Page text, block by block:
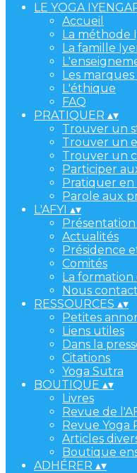
LE YOGA
Accueil
La méthode
La famille
Les
L'éthique
FAQ
PRATIQUER ▴▾
Trouver un
Trouver un
Trouver un
Participer
Pratiquer en
Parole aux
L'AFYI ▴▾
Présentation
Actualités
Présidence
Comités
La formation
Nous
RESSOURCES ▴▾
Petites
Liens utiles
Dans la
Citations
Yoga Sutra
BOUTIQUE ▴▾
Livres
Revue de
Revue Yoga
Articles
Boutique
ADHÉRER ▴▾